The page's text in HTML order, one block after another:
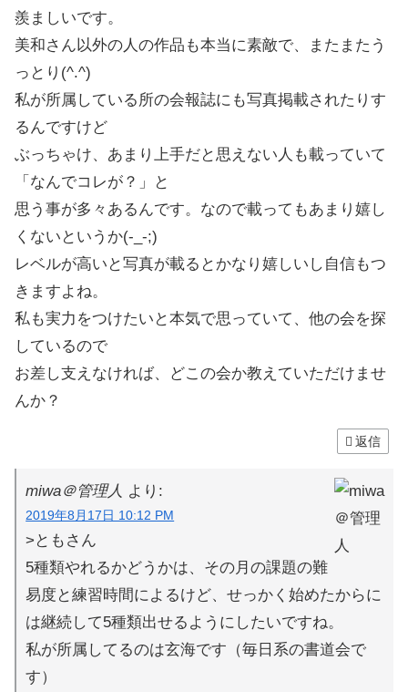
羨ましいです。
美和さん以外の人の作品も本当に素敵で、またまたう
っとり(^.^)
私が所属している所の会報誌にも写真掲載されたりす
るんですけど
ぶっちゃけ、あまり上手だと思えない人も載っていて
「なんでコレが？」と
思う事が多々あるんです。なので載ってもあまり嬉し
くないというか(-_-;)
レベルが高いと写真が載るとかなり嬉しいし自信もつ
きますよね。
私も実力をつけたいと本気で思っていて、他の会を探
しているので
お差し支えなければ、どこの会か教えていただけませ
んか？
返信
miwa＠管理人 より:
2019年8月17日 10:12 PM
>ともさん
5種類やれるかどうかは、その月の課題の難
易度と練習時間によるけど、せっかく始めたからに
は継続して5種類出せるようにしたいですね。
私が所属してるのは玄海です（毎日系の書道会で
す）